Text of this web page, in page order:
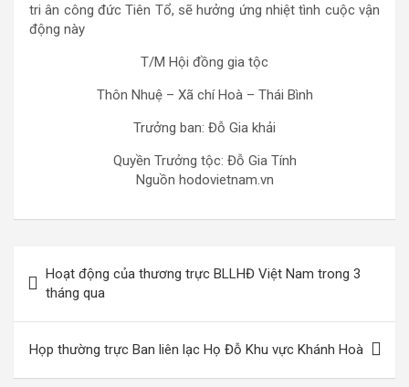
tri ân công đức Tiên Tổ, sẽ hưởng ứng nhiệt tình cuộc vận
động này
T/M Hội đồng gia tộc
Thôn Nhuệ – Xã chí Hoà – Thái Bình
Trưởng ban: Đỗ Gia khải
Quyền Trưởng tộc: Đỗ Gia Tính
Nguồn hodovietnam.vn
hướng
bài
viết
Hoạt động của thương trực BLLHĐ Việt Nam trong 3
tháng qua
Họp thường trực Ban liên lạc Họ Đỗ Khu vực Khánh Hoà